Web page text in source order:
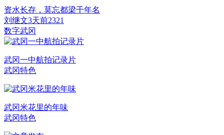
资水长存，莫忘都梁千年名
刘继文3天前2321
数字武冈
武冈一中航拍记录片
武冈特色
武冈米花里的年味
武冈特色